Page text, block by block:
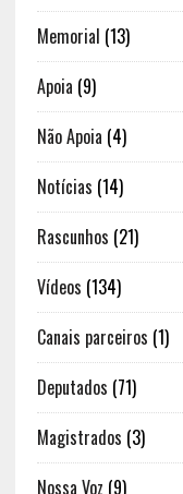
Memorial (13)
Apoia (9)
Não Apoia (4)
Notícias (14)
Rascunhos (21)
Vídeos (134)
Canais parceiros (1)
Deputados (71)
Magistrados (3)
Nossa Voz (9)